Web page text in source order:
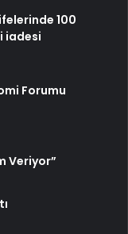
100
iadesi
Forumu
Veriyor”